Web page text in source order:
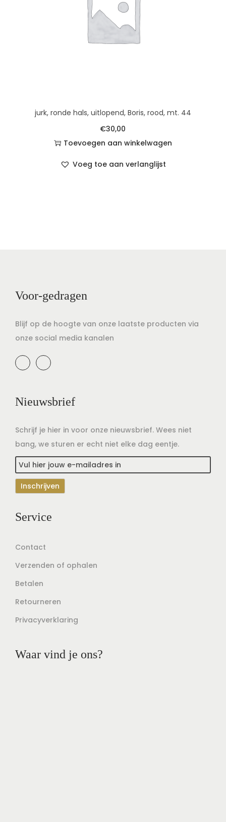
jurk, ronde hals, uitlopend, Boris, rood, mt. 44
€30,00
Toevoegen aan winkelwagen
Voeg toe aan verlanglijst
Voor-gedragen
Blijf op de hoogte van onze laatste producten via
onze social media kanalen
Nieuwsbrief
Schrijf je hier in voor onze nieuwsbrief. Wees niet
bang, we sturen er echt niet elke dag eentje.
Service
Contact
Verzenden of ophalen
Betalen
Retourneren
Privacyverklaring
Waar vind je ons?